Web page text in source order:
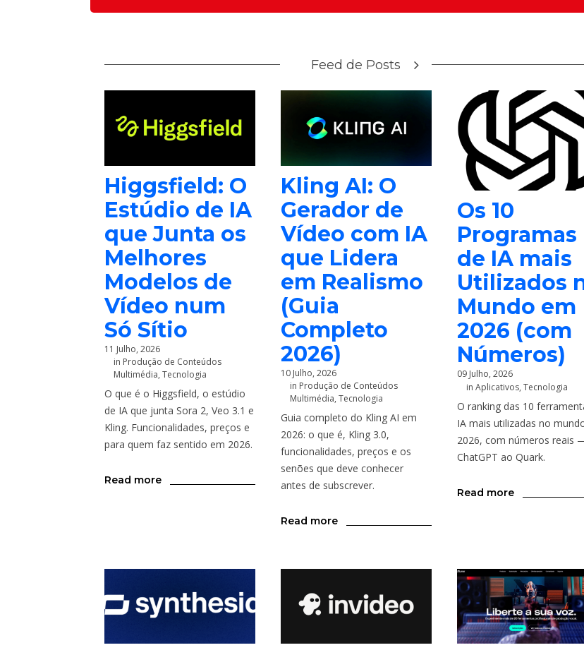
Feed de Posts
Higgsfield: O
Estúdio de IA
que Junta os
Melhores
Modelos de
Vídeo num
Só Sítio
11 Julho, 2026
in Produção de Conteúdos
Multimédia, Tecnologia
O que é o Higgsfield, o estúdio
de IA que junta Sora 2, Veo 3.1 e
Kling. Funcionalidades, preços e
para quem faz sentido em 2026.
Read more
Kling AI: O
Gerador de
Vídeo com IA
que Lidera
em Realismo
(Guia
Completo
2026)
10 Julho, 2026
in Produção de Conteúdos
Multimédia, Tecnologia
Guia completo do Kling AI em
2026: o que é, Kling 3.0,
funcionalidades, preços e os
senões que deve conhecer
antes de subscrever.
Read more
Os 10
Programas
de IA mais
Utilizados
Mundo em
2026 (com
Números)
09 Julho, 2026
in Aplicativos, Tecnologia
O ranking das 10
IA mais utilizadas no
2026, com números reais
ChatGPT ao Quark.
Read more